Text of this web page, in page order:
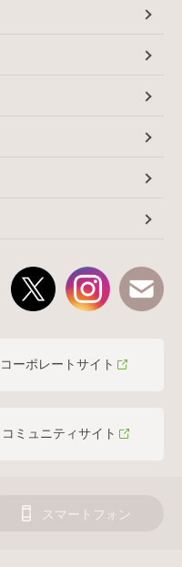
ーポレートサイト
ミュニティサイト
スマートフォン